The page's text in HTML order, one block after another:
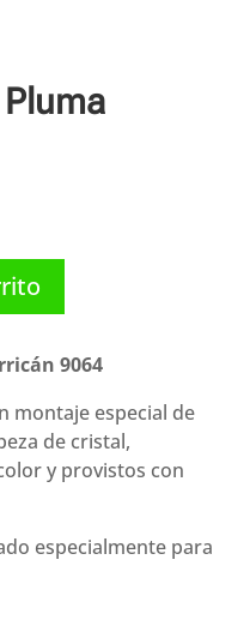
9064
montaje especial de
de cristal,
y provistos con
especialmente para